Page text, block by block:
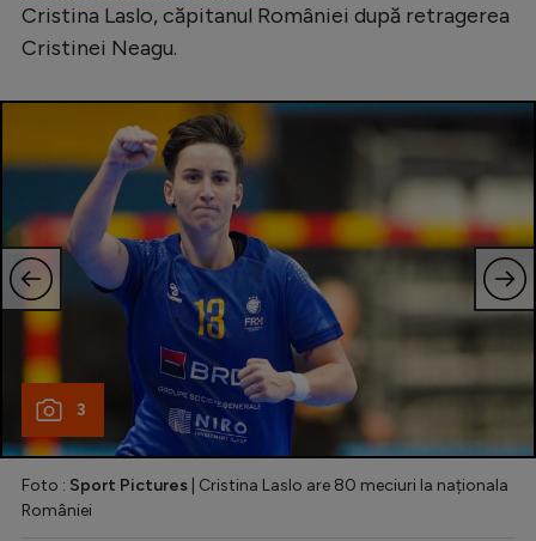
Tenis
Handbal
Natație
Formula 1
Gimnastică
Auto
Rugby
Ciclism
Alte sporturi
JO 2024
Cristina Laslo, căpitanul României după retragerea
Cristinei Neagu.
3
Foto : Sport Pictures | Cristina Laslo are 80 meciuri la naționala
României